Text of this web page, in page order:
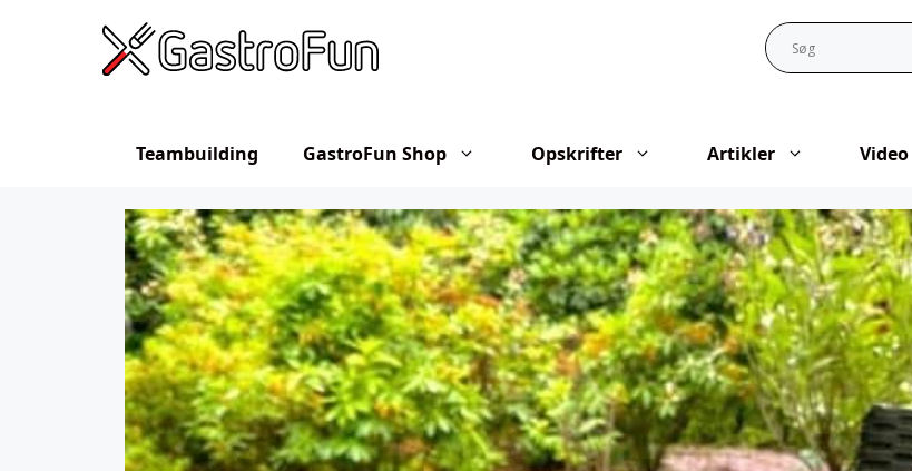
Teambuilding GastroFun Shop Opskrifter Artikler Video